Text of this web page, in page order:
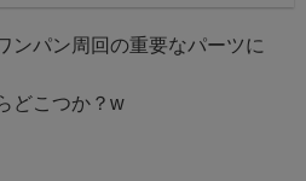
ンパン周回の重要なパーツに
どこつか？w